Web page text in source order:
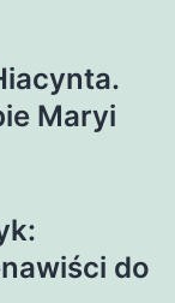
Maryi
do